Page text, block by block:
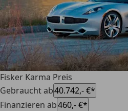
Fisker Karma Preis
Gebraucht ab40.742,- €*
Finanzieren ab460,- €*